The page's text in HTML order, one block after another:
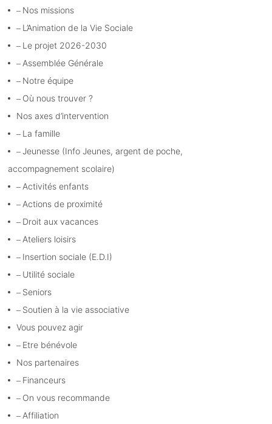
Nos missions
L’Animation de la Vie Sociale
Le projet 2026-2030
Assemblée Générale
Notre équipe
Où nous trouver ?
Nos axes d’intervention
La famille
Jeunesse (Info Jeunes, argent de poche,
accompagnement scolaire)
Activités enfants
Actions de proximité
Droit aux vacances
Ateliers loisirs
Insertion sociale (E.D.I)
Utilité sociale
Seniors
Soutien à la vie associative
Vous pouvez agir
Etre bénévole
Nos partenaires
Financeurs
On vous recommande
Affiliation